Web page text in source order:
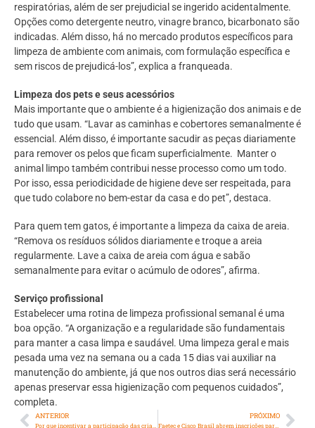
respiratórias, além de ser prejudicial se ingerido acidentalmente.
Opções como detergente neutro, vinagre branco, bicarbonato são
indicadas. Além disso, há no mercado produtos específicos para
limpeza de ambiente com animais, com formulação específica e
sem riscos de prejudicá-los”, explica a franqueada.
Limpeza dos pets e seus acessórios
Mais importante que o ambiente é a higienização dos animais e de
tudo que usam. “Lavar as caminhas e cobertores semanalmente é
essencial. Além disso, é importante sacudir as peças diariamente
para remover os pelos que ficam superficialmente. Manter o
animal limpo também contribui nesse processo como um todo.
Por isso, essa periodicidade de higiene deve ser respeitada, para
que tudo colabore no bem-estar da casa e do pet”, destaca.
Para quem tem gatos, é importante a limpeza da caixa de areia.
“Remova os resíduos sólidos diariamente e troque a areia
regularmente. Lave a caixa de areia com água e sabão
semanalmente para evitar o acúmulo de odores”, afirma.
Serviço profissional
Estabelecer uma rotina de limpeza profissional semanal é uma
boa opção. “A organização e a regularidade são fundamentais
para manter a casa limpa e saudável. Uma limpeza geral e mais
pesada uma vez na semana ou a cada 15 dias vai auxiliar na
manutenção do ambiente, já que nos outros dias será necessário
apenas preservar essa higienização com pequenos cuidados”,
completa.
ANTERIOR
Por que incentivar a participação das crianças nas tarefas de casa?
PRÓXIMO
Faetec e Cisco Brasil abrem inscrições para curso em Cibersegurança